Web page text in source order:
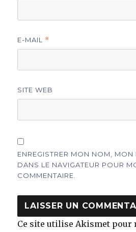
E-MAIL *
SITE WEB
ENREGISTRER MON NOM, MON
DANS LE NAVIGATEUR POUR
COMMENTAIRE.
Ce site utilise Akismet pour